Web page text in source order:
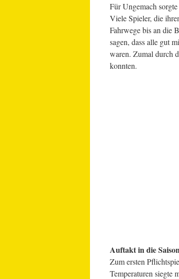
Für Ungemach
Viele Spieler, die
Fahrwege bis an die
sagen, dass alle gut
waren. Zumal durch
konnten.
Auftakt in die
Zum ersten
Temperaturen siegte